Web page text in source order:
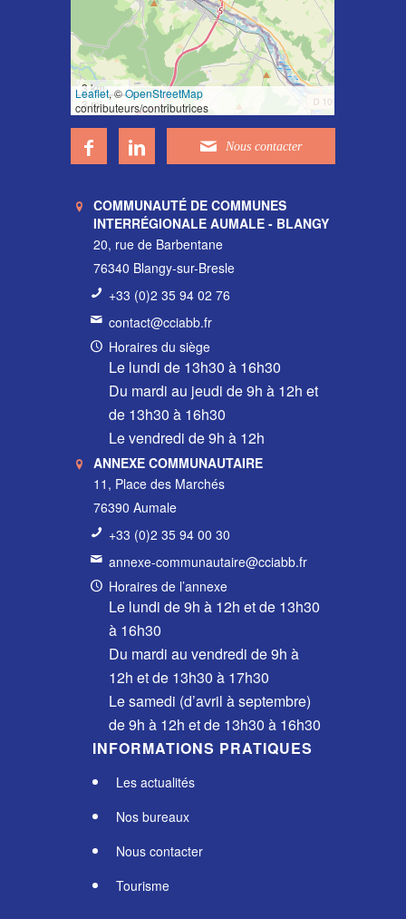
3 km
3 mi
Leaflet, ©OpenStreetMap
contributeurs/contributrices
COMMUNAUTÉ DE COMMUNES
INTERRÉGIONALE AUMALE - BLANGY
20, rue de Barbentane
76340 Blangy-sur-Bresle
+33 (0)2 35 94 02 76
contact@cciabb.fr
Horaires du siège
Le lundi de 13h30 à 16h30
Du mardi au jeudi de 9h à 12h et
de 13h30 à 16h30
Le vendredi de 9h à 12h
ANNEXE COMMUNAUTAIRE
11, Place des Marchés
76390 Aumale
+33 (0)2 35 94 00 30
annexe-communautaire@cciabb.fr
Horaires de l’annexe
Le lundi de 9h à 12h et de 13h30
à 16h30
Du mardi au vendredi de 9h à
12h et de 13h30 à 17h30
Le samedi (d’avril à septembre)
de 9h à 12h et de 13h30 à 16h30
INFORMATIONS PRATIQUES
Les actualités
Nos bureaux
Nous contacter
Tourisme